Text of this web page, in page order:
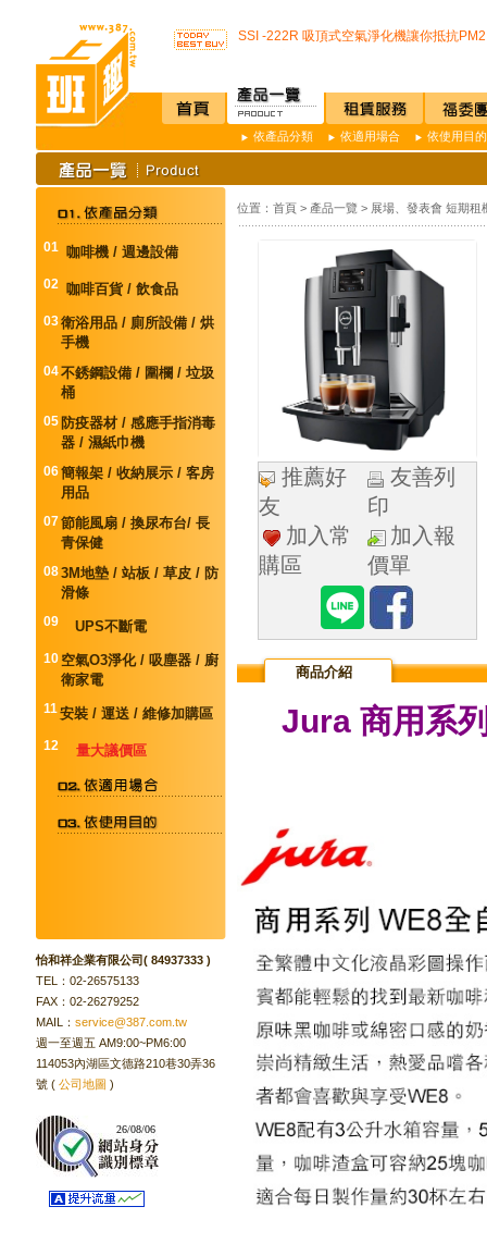
SSI -222R 吸頂式空氣淨化機讓你抵抗
開咖啡店不用買咖啡機Schaerer Coffee
K387D全自動雙感溫酒精手部消毒機 升級
唯一驗證過可有效抑制COVID-19的神器
通用型防疫透明面罩10入裝
榮獲M.I.T台灣精品獎超省電的負離子節能
SSI -222R 吸頂式空氣淨化機讓你抵抗
K3 Plus 全自動紅外線測溫儀(附立架) 預購
K387D全自動雙感溫酒精手部消毒機 升級
唯一驗證過可有效抑制COVID-19的神器
通用型防疫透明面罩10入裝
依產品分類 依適用場合 依使用目的
01 咖啡機 / 週邊設備
02 咖啡百貨 / 飲食品
03衛浴用品 / 廁所設備 / 烘
手機
04不銹鋼設備 / 圍欄 / 垃圾
桶
05 防疫器材 / 感應手指消毒
器 / 濕紙巾機
06簡報架 / 收納展示 / 客房
用品
07節能風扇 / 換尿布台/ 長
青保健
083M地墊 / 站板 / 草皮 / 防
滑條
09 UPS不斷電
10 空氣O3淨化 / 吸塵器 / 廚
衛家電
11安裝 / 運送 / 維修加購區
12 量大議價區
怡和祥企業有限公司( 84937333 )
TEL：02-26575133
FAX：02-26279252
MAIL： service@387.com.tw
週一至週五 AM9:00~PM6:00
114053內湖區文德路210巷30弄36
號 ( 公司地圖 )
26/08/06
位置： 首頁> 產品一覽 > 展場、發表會 短期租
推薦好
友
友善列
印
加入常
購區
加入報
價單
商品介紹
Jura 商用系